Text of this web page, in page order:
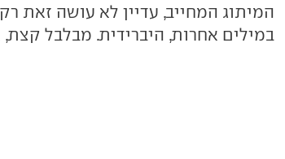
המיתוג המחייב, עדיין לא עושה זאת
במילים אחרות, היברידית. מבלבל קצת,